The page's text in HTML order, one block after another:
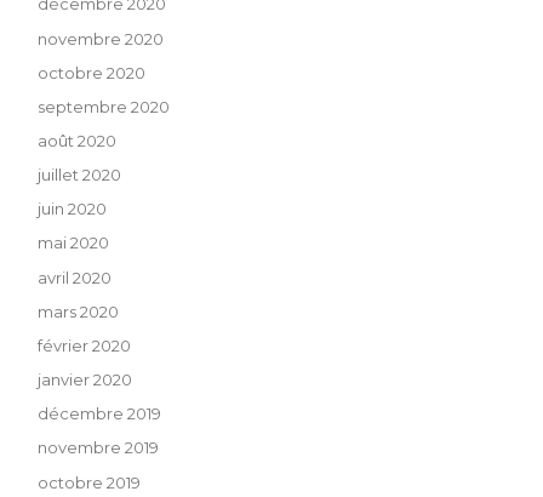
décembre 2020
novembre 2020
octobre 2020
septembre 2020
août 2020
juillet 2020
juin 2020
mai 2020
avril 2020
mars 2020
février 2020
janvier 2020
décembre 2019
novembre 2019
octobre 2019